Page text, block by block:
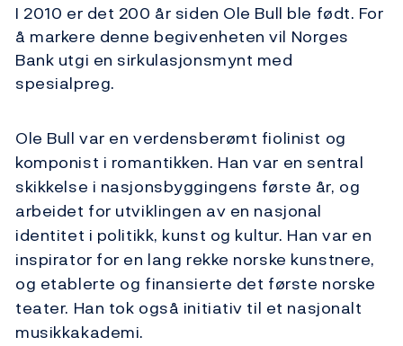
I 2010 er det 200 år siden Ole Bull ble født. For
å markere denne begivenheten vil Norges
Bank utgi en sirkulasjonsmynt med
spesialpreg.
Ole Bull var en verdensberømt fiolinist og
komponist i romantikken. Han var en sentral
skikkelse i nasjonsbyggingens første år, og
arbeidet for utviklingen av en nasjonal
identitet i politikk, kunst og kultur. Han var en
inspirator for en lang rekke norske kunstnere,
og etablerte og finansierte det første norske
teater. Han tok også initiativ til et nasjonalt
musikkakademi.